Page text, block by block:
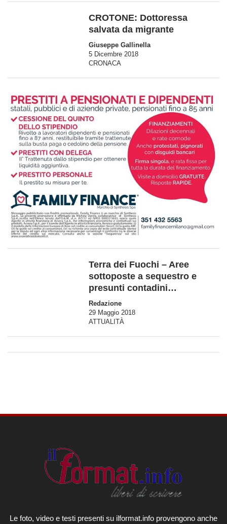
CROTONE: Dottoressa
salvata da migrante
Giuseppe Gallinella
5 Dicembre 2018
CRONACA
Terra dei Fuochi – Aree
sottoposte a sequestro e
presunti contadini…
Redazione
29 Maggio 2018
ATTUALITÀ
Le foto, video e testi presenti su ilformat.info provengono anche